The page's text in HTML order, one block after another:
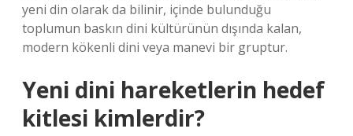
yeni din olarak da bilinir, içinde bulunduğu
toplumun baskın dini kültürünün dışında kalan,
modern kökenli dini veya manevi bir gruptur.
Yeni dini hareketlerin hedef
kitlesi kimlerdir?